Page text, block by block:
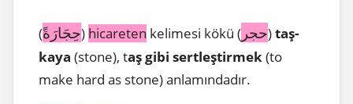
(حِجَارَةً) hicareten kelimesi kökü ( حجر)taş-
kaya (stone), taş gibi sertleştirmek(to
make hard as stone) anlamındadır.